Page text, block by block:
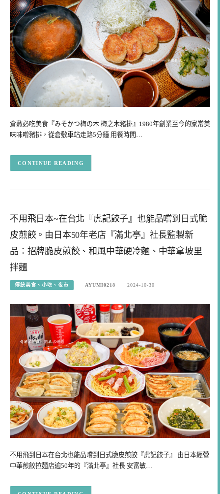
倉敷必吃美食『みそかつ梅の木 梅之木豬排』1980年創業至今的家常美
味味噌豬排，從倉敷車站走路5分鐘 用餐時間…
CONTINUE READING
不用飛日本~在台北『虎記餃子』也能品嚐到日式脆
皮煎餃。由日本50年老店『滿北亭』社長監製新
品：招牌脆皮煎餃、和風中華硬冷麵、中華拿坡里
拌麵
傳統美食、小吃、夜市 AYUMI0218 2024-10-30
不用飛到日本在台北也能品嚐到日式脆皮煎餃『虎記餃子』 由日本經營
中華煎餃拉麵店逾50年的『滿北亭』社長 安富敏…